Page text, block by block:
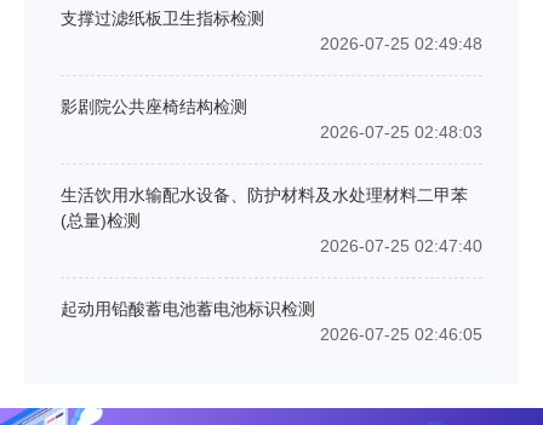
支撑过滤纸板卫生指标检测
2026-07-25 02:49:48
影剧院公共座椅结构检测
2026-07-25 02:48:03
生活饮用水输配水设备、防护材料及水处理材料二甲苯
(总量)检测
2026-07-25 02:47:40
起动用铅酸蓄电池蓄电池标识检测
2026-07-25 02:46:05